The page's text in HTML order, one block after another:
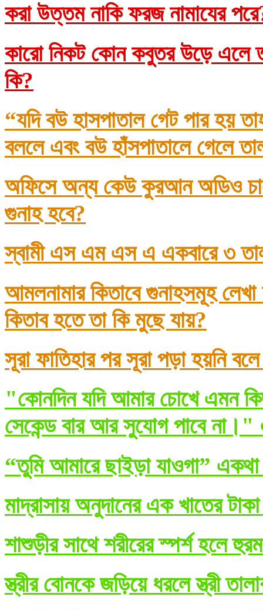
করা উত্তম নাকি ফরজ নামাযের
কারো নিকট কোন কবুতর উড়ে এলে
কি?
“যদি বউ হাসপাতাল গেট পার হয়
বললে এবং বউ হাঁসপাতালে গেলে
অফিসে অন্য কেউ কুরআন অডিও
গুনাহ হবে?
স্বামী এস এম এস এ একবারে ৩
আমলনামার কিতাবে গুনাহসমূহ
কিতাব হতে তা কি মুছে যায়?
সূরা ফাতিহার পর সূরা পড়া হয়নি
"কোনদিন যদি আমার চোখে এমন
সেকেন্ড বার আর সুযোগ পাবে না।"
“তুমি আমারে ছাইড়া যাওগা” একথা
মাদ্রাসায় অনুদানের এক খাতের
শাশুড়ীর সাথে শরীরের স্পর্শ হলে
স্ত্রীর বোনকে জড়িয়ে ধরলে স্ত্রী